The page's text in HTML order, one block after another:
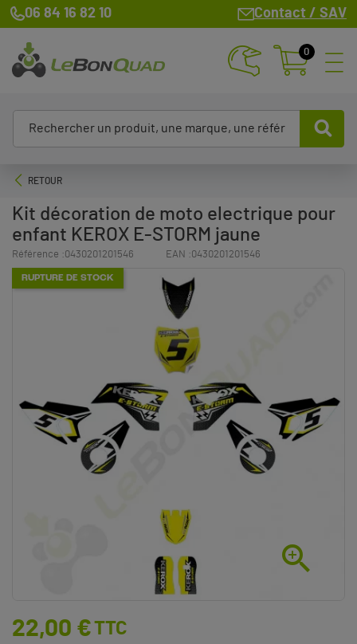
06 84 16 82 10 Contact / SAV
0
RETOUR
Kit décoration de moto electrique pour
enfant KEROX E-STORM jaune
Référence :0430201201546 EAN :0430201201546
RUPTURE DE STOCK

22,00 €TTC